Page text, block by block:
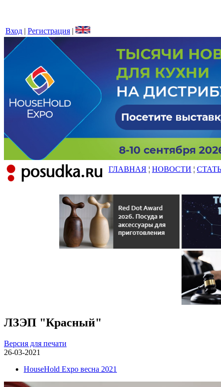
Вход | Регистрация |
ГЛАВНАЯ ¦ НОВОСТИ ¦
ЛЗЭП "Красный"
Версия для печати
26-03-2021
HouseHold Expo весна 2021